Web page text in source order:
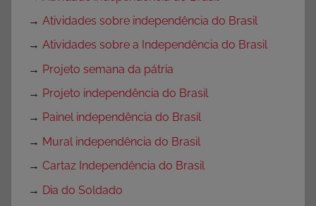
→ Atividades sobre independência do Brasil
→ Atividades sobre a Independência do Brasil
→ Projeto semana da pátria
→ Projeto independência do Brasil
→ Painel independência do Brasil
→ Mural independência do Brasil
→ Cartaz Independência do Brasil
→ Dia do Soldado